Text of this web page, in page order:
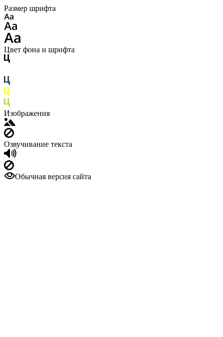
Размер шрифта
Цвет фона и шрифта
Изображения
Озвучивание текста
Обычная версия сайта